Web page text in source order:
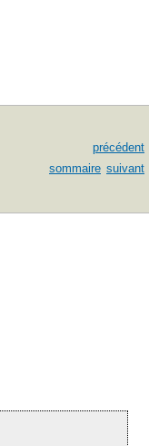
précédent
sommaire suivant